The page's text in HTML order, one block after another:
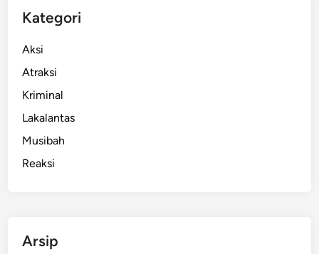
Kategori
Aksi
Atraksi
Kriminal
Lakalantas
Musibah
Reaksi
Arsip